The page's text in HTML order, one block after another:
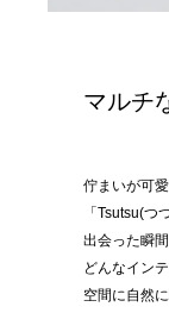
マルチ
佇まいが可
「Tsutsu(つ
出会った瞬
どんなイン
空間に自然